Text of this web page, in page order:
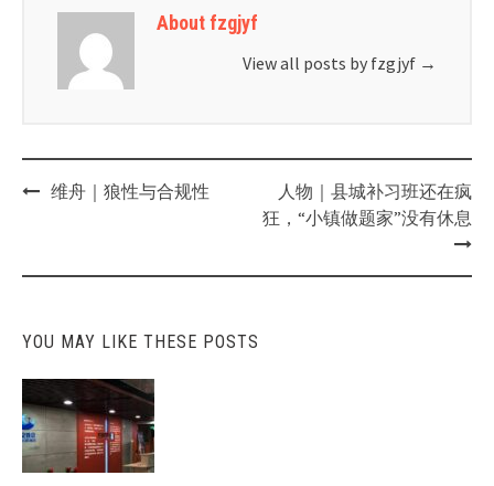
About fzgjyf
View all posts by fzgjyf →
Post维舟｜狼性与合规性
人物｜​县城补习班还在疯
狂，“小镇做题家”没有休息
YOU MAY LIKE THESE POSTS